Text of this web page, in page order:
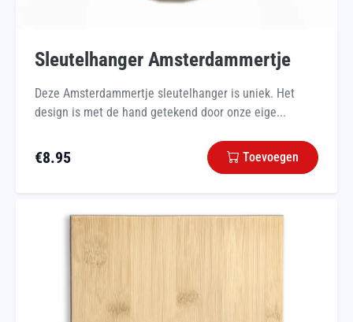
Sleutelhanger Amsterdammertje
Deze Amsterdammertje sleutelhanger is uniek. Het
design is met de hand getekend door onze eige...
€8.95 Toevoegen